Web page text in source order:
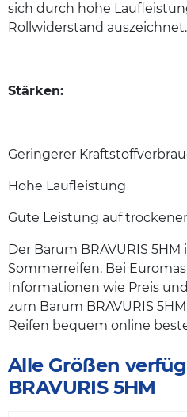
sich durch hohe
Rollwiderstand auszeichnet.
Stärken:
Geringerer
Hohe Laufleistung
Gute Leistung auf
Der Barum BRAVURIS
Sommerreifen. Bei
Informationen wie Preis
zum Barum BRAVURIS
Reifen bequem online
Alle Größen
BRAVURIS 5HM